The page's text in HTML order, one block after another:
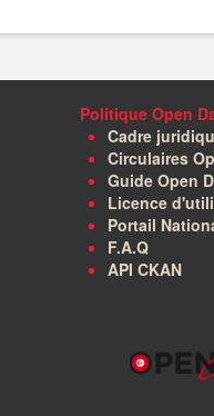
Politique Open
Cadre
Circulaires
Guide Open
Licence
Portail
F.A.Q
API CKAN